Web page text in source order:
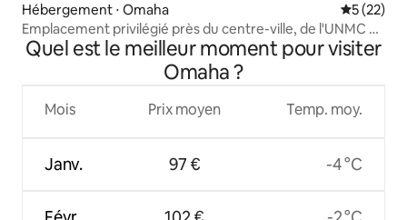
Hébergement ⋅ Omaha
5 (22)
Emplacement privilégié près du centre-ville, de l'UNMC et
de Creighton
Quel est le meilleur moment pour visiter
Omaha ?
Mois
Janv.
Prix moyen
97 €
Temp. moy.
-4 °C